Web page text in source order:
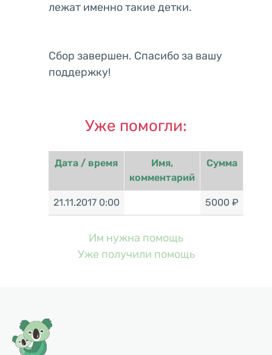
лежат именно такие детки.
Сбор завершен. Спасибо за вашу
поддержку!
Уже помогли:
Дата / время
Имя,
комментарий
Сумма
21.11.2017 0:00 5000 ₽
Им нужна помощь
Уже получили помощь